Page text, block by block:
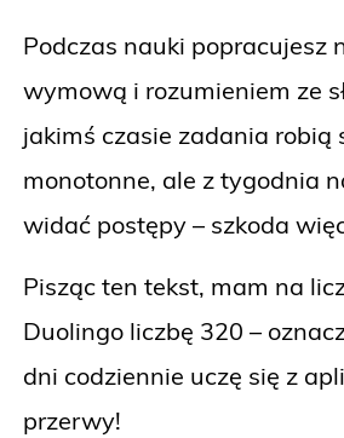
Podczas nauki popracujesz
wymową i rozumieniem ze
jakimś czasie zadania robią
monotonne, ale z tygodnia
widać postępy – szkoda
Pisząc ten tekst, mam na
Duolingo liczbę 320 –
dni codziennie uczę się z
przerwy!